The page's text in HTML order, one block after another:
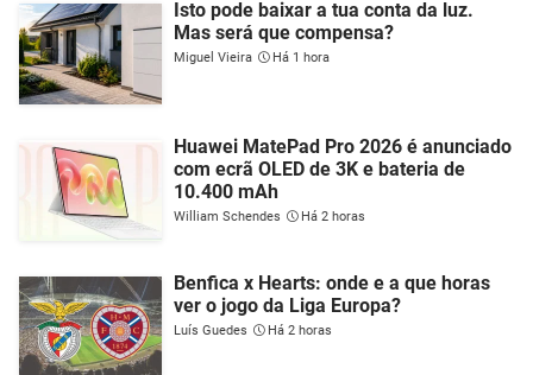
Isto pode baixar a tua conta da luz.
Mas será que compensa?
Miguel Vieira Há 1 hora
Huawei MatePad Pro 2026 é anunciado
com ecrã OLED de 3K e bateria de
10.400 mAh
William Schendes Há 2 horas
Benfica x Hearts: onde e a que horas
ver o jogo da Liga Europa?
Luís Guedes Há 2 horas